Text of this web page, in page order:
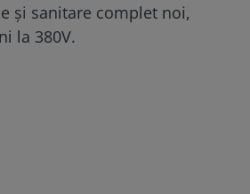
și sanitare complet noi,
la 380V.